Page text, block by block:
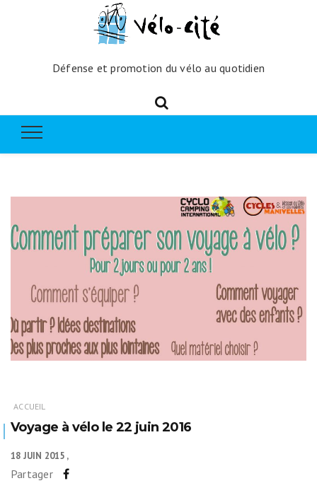
Défense et promotion du vélo au quotidien
ACCUEIL
Voyage à vélo le 22 juin 2016
18 JUIN 2015
Partager